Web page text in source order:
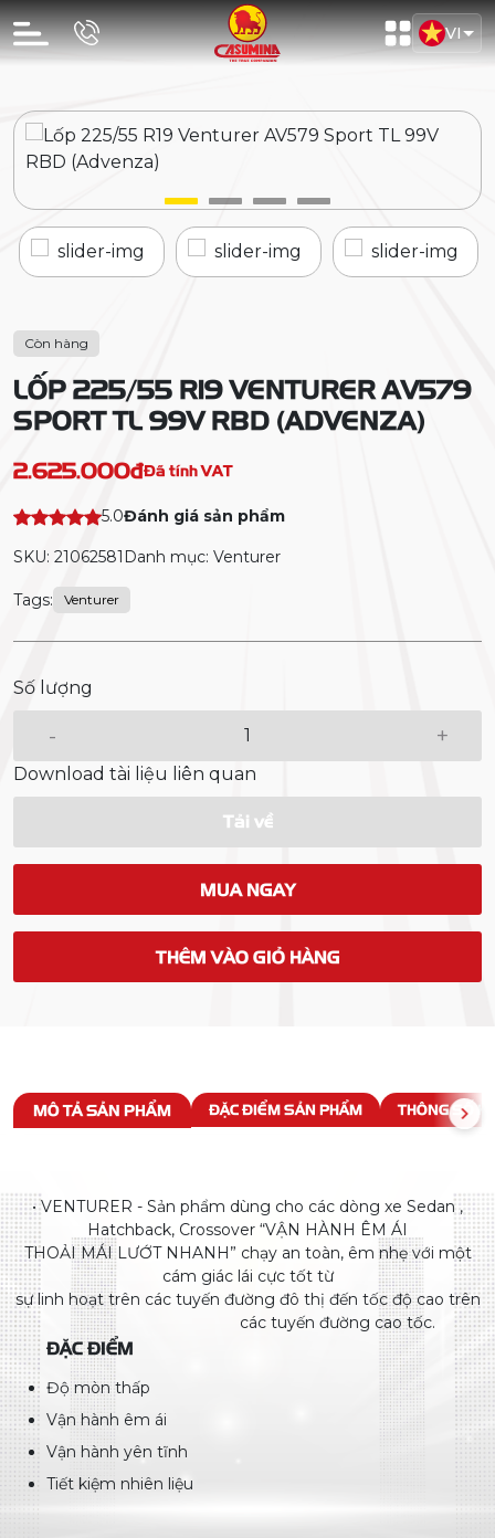
VI
Còn hàng
LỐP 225/55 R19 VENTURER AV579
SPORT TL 99V RBD (ADVENZA)
2.625.000đĐã tính VAT
5.0Đánh giá sản phẩm
SKU: 21062581 Danh mục: Venturer
Tags: Venturer
Số lượng
- +
Download tài liệu liên quan
Tải về
MUA NGAY
THÊM VÀO GIỎ HÀNG
MÔ TẢ SẢN PHẨM ĐẶC ĐIỂM SẢN PHẨM THÔNG SỐ
• VENTURER - Sản phẩm dùng cho các dòng xe Sedan ,
Hatchback, Crossover “VẬN HÀNH ÊM ÁI
THOẢI MÁI LƯỚT NHANH” chạy an toàn, êm nhẹ với một
cám giác lái cực tốt từ
sự linh hoạt trên các tuyến đường đô thị đến tốc độ cao trên
các tuyến đường cao tốc.
ĐẶC ĐIỂM
Độ mòn thấp
Vận hành êm ái
Vận hành yên tĩnh
Tiết kiệm nhiên liệu